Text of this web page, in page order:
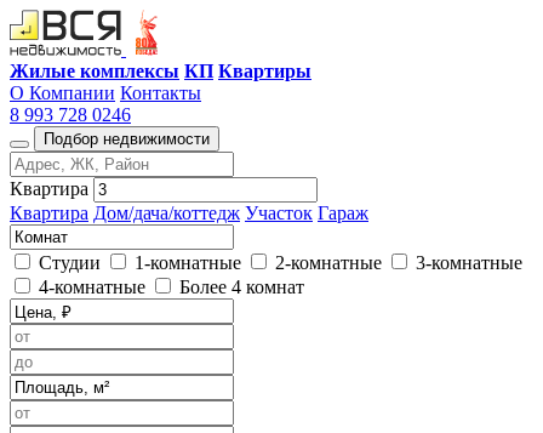
Жилые комплексы КП Квартиры
О Компании Контакты
8 993 728 0246
Подбор недвижимости
Квартира
Квартира Дом/дача/коттедж Участок Гараж
Студии 1-комнатные 2-комнатные
3-комнатные
4-комнатные
Более 4 комнат